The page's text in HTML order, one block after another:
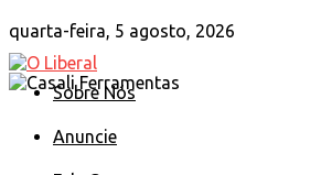
quarta-feira, 5 agosto, 2026
Sobre Nós
Anuncie